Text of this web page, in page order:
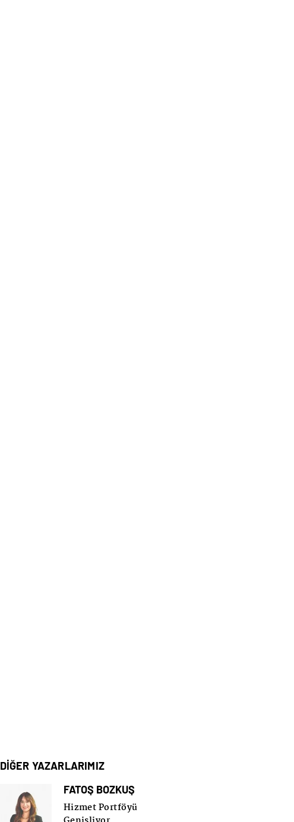
DİĞER YAZARLARIMIZ
FATOŞ BOZKUŞ
Hizmet Portföyü